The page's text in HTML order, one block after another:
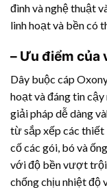
đình và nghệ thuật
linh hoạt và bền có
– Ưu điểm của
Dây buộc cáp
hoạt và đáng tin cậy
giải pháp dễ dàng
từ sắp xếp các thiết
cố các gói, bó và
với độ bền vượt
chống chịu nhiệt độ